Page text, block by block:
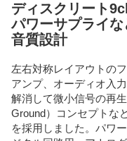
ディスクリート
パワーサプライ
音質設計
左右対称レイアウトの
アンプ、オーディオ入
解消して微小信号の再
Ground）コンセプトな
を採用しました。パワ